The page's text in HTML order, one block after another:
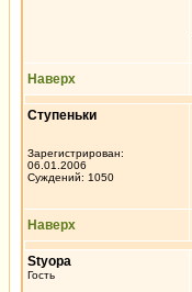
Наверх
Ступеньки
Зарегистрирован:
06.01.2006
Суждений: 1050
Наверх
Styopa
Гость